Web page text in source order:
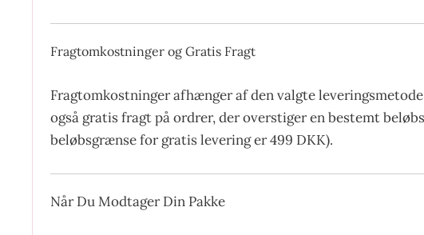
Fragtomkostninger og Gratis Fragt
Fragtomkostninger afhænger af den valgte
også gratis fragt på ordrer, der overstiger en bestemt
beløbsgrænse for gratis levering er 499 DKK).
Når Du Modtager Din Pakke